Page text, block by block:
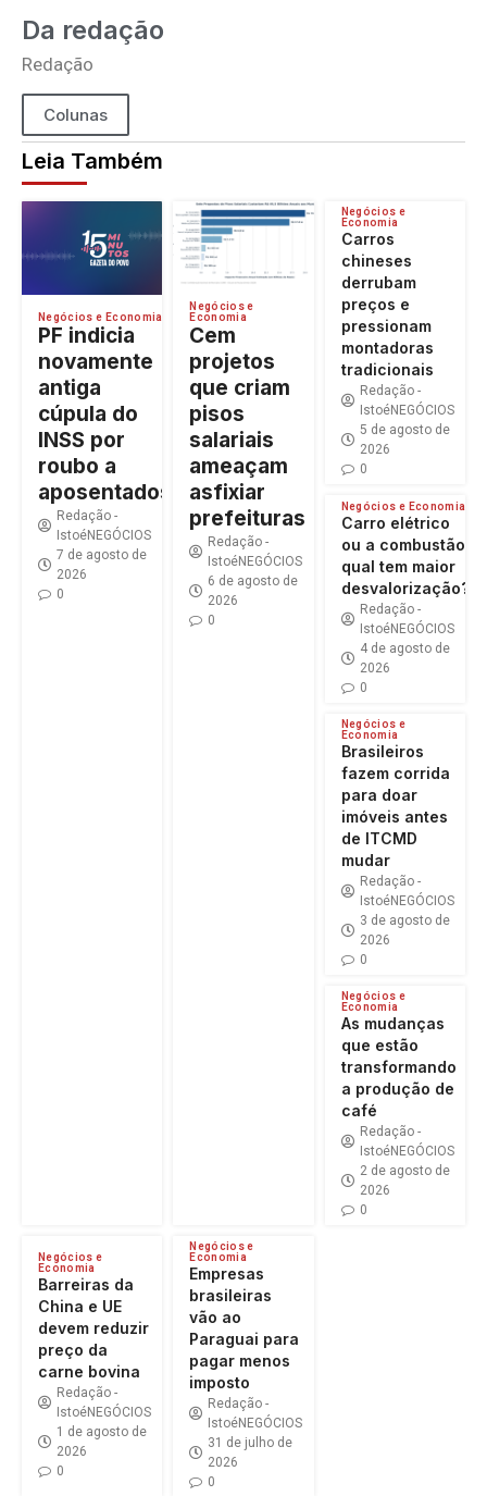
Da redação
Redação
Colunas
Leia Também
Negócios e Economia
PF indicia
novamente
antiga
cúpula do
INSS por
roubo a
aposentados
Redação -
IstoéNEGÓCIOS
7 de agosto de
2026
0
Negócios e
Economia
Cem
projetos
que criam
pisos
salariais
ameaçam
asfixiar
prefeituras
Redação -
IstoéNEGÓCIOS
6 de agosto de
2026
0
Negócios e
Economia
Carros
chineses
derrubam
preços e
pressionam
montadoras
tradicionais
Redação -
IstoéNEGÓCIOS
5 de agosto de
2026
0
Negócios e Economia
Carro elétrico
ou a combustão:
qual tem maior
desvalorização?
Redação -
IstoéNEGÓCIOS
4 de agosto de
2026
0
Negócios e
Economia
Brasileiros
fazem corrida
para doar
imóveis antes
de ITCMD
mudar
Redação -
IstoéNEGÓCIOS
3 de agosto de
2026
0
Negócios e
Economia
As mudanças
que estão
transformando
a produção de
café
Redação -
IstoéNEGÓCIOS
2 de agosto de
2026
0
Negócios e
Economia
Barreiras da
China e UE
devem reduzir
preço da
carne bovina
Redação -
IstoéNEGÓCIOS
1 de agosto de
2026
0
Negócios e
Economia
Empresas
brasileiras
vão ao
Paraguai para
pagar menos
imposto
Redação -
IstoéNEGÓCIOS
31 de julho de
2026
0